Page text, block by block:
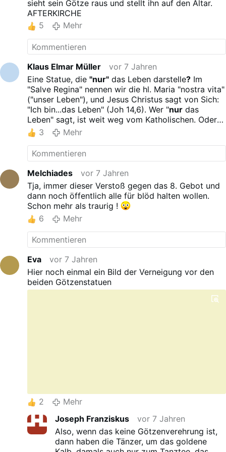
sieht sein Götze raus und stellt ihn auf den Altar.
AFTERKIRCHE
5
Mehr
Klaus Elmar Müller
vor 7 Jahren
Eine Statue, die"nur" das Leben darstelle? Im
"Salve Regina" nennen wir die hl. Maria "nostra vita"
("unser Leben"), und Jesus Christus sagt von Sich:
"Ich bin...das Leben" (Joh 14,6). Wer "nur das
Leben" sagt, ist weit weg vom Katholischen. Oder
hält sein Publikum für so weit weg, es leicht
täuschen und beschwichtigen zu können.
3 Mehr
Melchiades
vor 7 Jahren
Tja, immer dieser Verstoß gegen das 8. Gebot und
dann noch öffentlich alle für blöd halten wollen.
Schon mehr als traurig !
6
Mehr
Eva
vor 7 Jahren
Hier noch einmal ein Bild der Verneigung vor den
beiden Götzenstatuen
2
Mehr
Joseph Franziskus
vor 7 Jahren
Also, wenn das keine Götzenverehrung ist,
dann haben die Tänzer, um das goldene